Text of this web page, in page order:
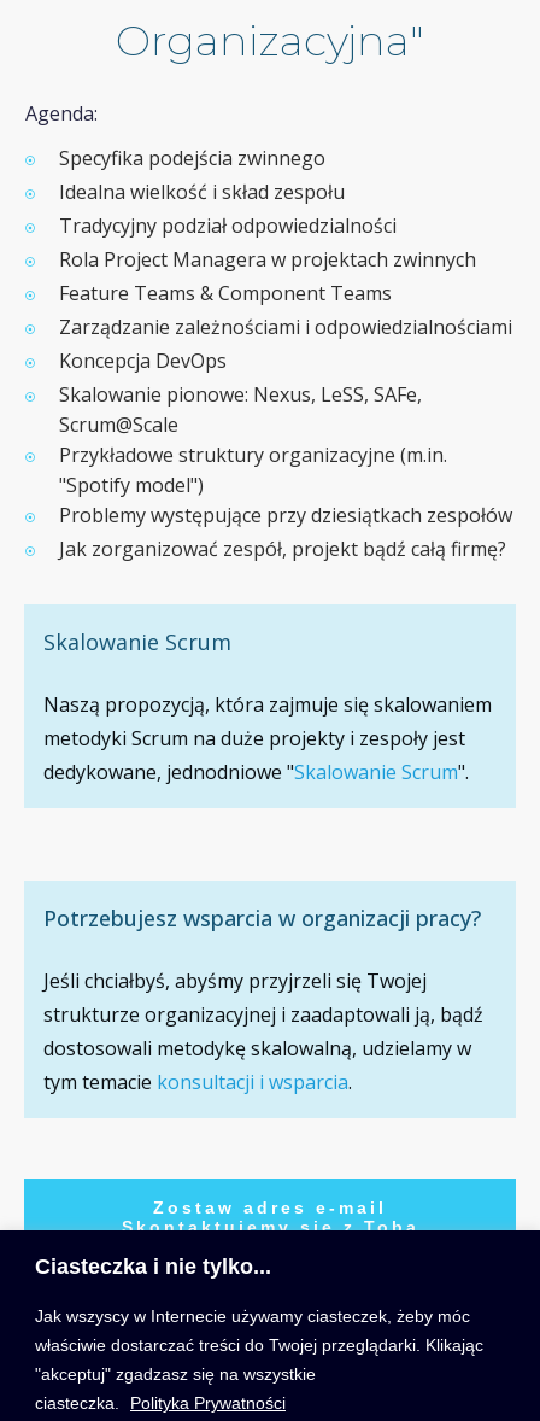
Ciasteczka i nie tylko...
Jak wszyscy w Internecie używamy ciasteczek, żeby móc
właściwie dostarczać treści do Twojej przeglądarki. Klikając
"akceptuj" zgadzasz się na wszystkie
ciasteczka.
Polityka Prywatności
Organizacyjna"
Agenda:
Specyfika podejścia zwinnego
Idealna wielkość i skład zespołu
Tradycyjny podział odpowiedzialności
Rola Project Managera w projektach zwinnych
Feature Teams & Component Teams
Zarządzanie zależnościami i odpowiedzialnościami
Koncepcja DevOps
Skalowanie pionowe: Nexus, LeSS, SAFe,
Scrum@Scale
Przykładowe struktury organizacyjne (m.in.
"Spotify model")
Problemy występujące przy dziesiątkach zespołów
Jak zorganizować zespół, projekt bądź całą firmę?
Skalowanie Scrum
Naszą propozycją, która zajmuje się skalowaniem
metodyki Scrum na duże projekty i zespoły jest
dedykowane, jednodniowe "Skalowanie Scrum".
Potrzebujesz wsparcia w organizacji pracy?
Jeśli chciałbyś, abyśmy przyjrzeli się Twojej
strukturze organizacyjnej i zaadaptowali ją, bądź
dostosowali metodykę skalowalną, udzielamy w
tym temacie konsultacji i wsparcia.
Zostaw adres e-mail
Skontaktujemy się z Tobą
Szkolenie
Stacjonarne
1 DZIEN - 8 GODZIN
Szkolenie Zdalne